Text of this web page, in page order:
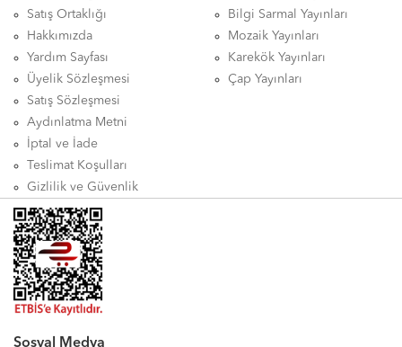
Satış Ortaklığı
Hakkımızda
Yardım Sayfası
Üyelik Sözleşmesi
Satış Sözleşmesi
Aydınlatma Metni
İptal ve İade
Teslimat Koşulları
Gizlilik ve Güvenlik
Bilgi Sarmal Yayınları
Mozaik Yayınları
Karekök Yayınları
Çap Yayınları
Sosyal Medya